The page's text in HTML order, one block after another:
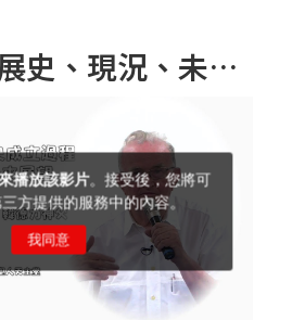
】第十二集：「聖母、聖人」—
】第十一集：「教 會」—林必能
】第十集：「逾越奧蹟」— 錢玲
中國教會發展史、現況、未來展望(中)–共三段